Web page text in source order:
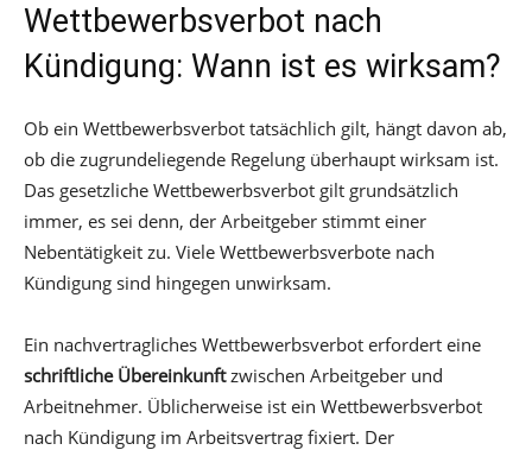
Wettbewerbsverbot nach
Kündigung: Wann ist es wirksam?
Ob ein Wettbewerbsverbot tatsächlich gilt, hängt davon ab,
ob die zugrundeliegende Regelung überhaupt wirksam ist.
Das gesetzliche Wettbewerbsverbot gilt grundsätzlich
immer, es sei denn, der Arbeitgeber stimmt einer
Nebentätigkeit zu. Viele Wettbewerbsverbote nach
Kündigung sind hingegen unwirksam.
Ein nachvertragliches Wettbewerbsverbot erfordert eine
schriftliche Übereinkunftzwischen Arbeitgeber und
Arbeitnehmer. Üblicherweise ist ein Wettbewerbsverbot
nach Kündigung im Arbeitsvertrag fixiert. Der